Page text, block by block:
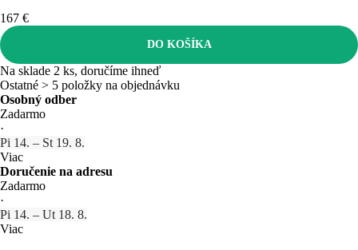
167 €
DO KOŠÍKA
Na sklade 2 ks, doručíme ihneď
Ostatné > 5 položky na objednávku
Osobný odber
Zadarmo
·
Pi 14. – St 19. 8.
Viac
Doručenie na adresu
Zadarmo
·
Pi 14. – Ut 18. 8.
Viac